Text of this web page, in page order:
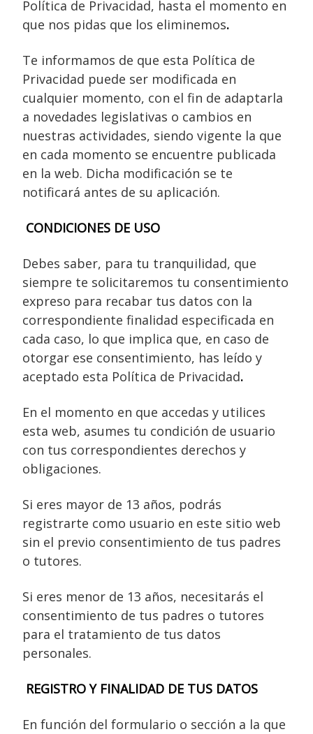
Política de Privacidad, hasta el momento en
que nos pidas que los eliminemos.
Te informamos de que esta Política de
Privacidad puede ser modificada en
cualquier momento, con el fin de adaptarla
a novedades legislativas o cambios en
nuestras actividades, siendo vigente la que
en cada momento se encuentre publicada
en la web. Dicha modificación se te
notificará antes de su aplicación.
CONDICIONES DE USO
Debes saber, para tu tranquilidad, que
siempre te solicitaremos tu consentimiento
expreso para recabar tus datos con la
correspondiente finalidad especificada en
cada caso, lo que implica que, en caso de
otorgar ese consentimiento, has leído y
aceptado esta Política de Privacidad.
En el momento en que accedas y utilices
esta web, asumes tu condición de usuario
con tus correspondientes derechos y
obligaciones.
Si eres mayor de 13 años, podrás
registrarte como usuario en este sitio web
sin el previo consentimiento de tus padres
o tutores.
Si eres menor de 13 años, necesitarás el
consentimiento de tus padres o tutores
para el tratamiento de tus datos
personales.
REGISTRO Y FINALIDAD DE TUS DATOS
En función del formulario o sección a la que